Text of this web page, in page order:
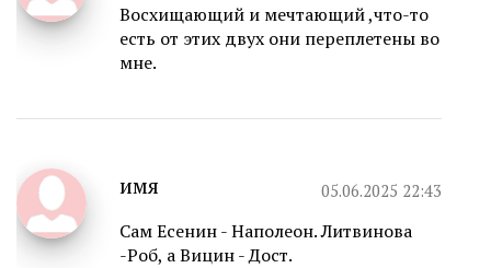
Восхищающий и мечтающий ,что-то
есть от этих двух они переплетены во
мне.
имя 05.06.2025 22:43
Сам Есенин - Наполеон. Литвинова
-Роб, а Вицин - Дост.